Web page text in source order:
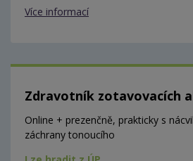
Více informací
Zdravotník zotavovacích
Online + prezenčně, prakticky s
záchrany tonoucího